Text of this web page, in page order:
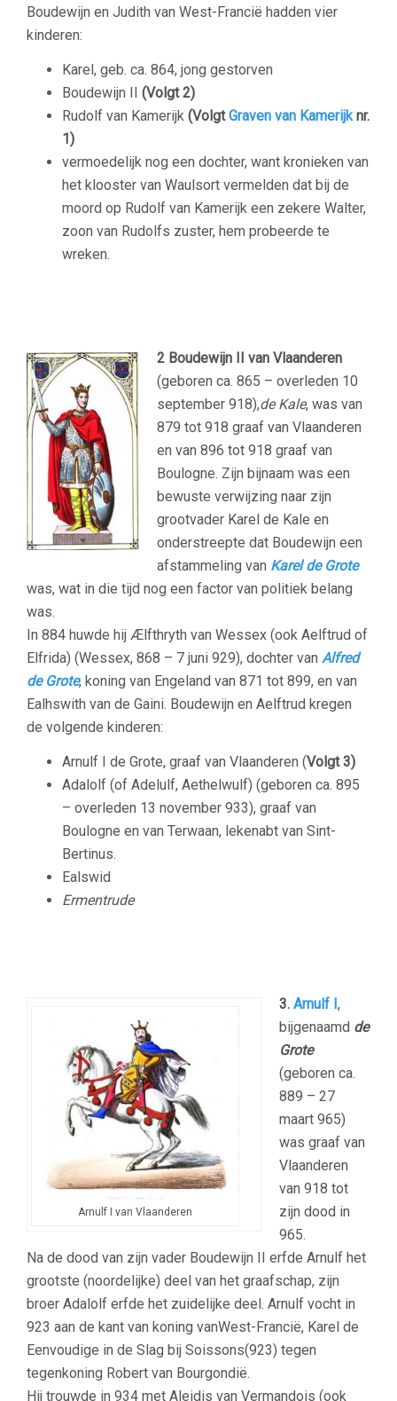
Boudewijn en Judith van West-Francië hadden vier
kinderen:
Karel, geb. ca. 864, jong gestorven
Boudewijn II (Volgt 2)
Rudolf van Kamerijk (VolgtGraven van Kamerijknr.
1)
vermoedelijk nog een dochter, want kronieken van
het klooster van Waulsort vermelden dat bij de
moord op Rudolf van Kamerijk een zekere Walter,
zoon van Rudolfs zuster, hem probeerde te
wreken.
2 Boudewijn II van Vlaanderen
(geboren ca. 865 – overleden 10
september 918),de Kale, was van
879 tot 918 graaf van Vlaanderen
en van 896 tot 918 graaf van
Boulogne. Zijn bijnaam was een
bewuste verwijzing naar zijn
grootvader Karel de Kale en
onderstreepte dat Boudewijn een
afstammeling van Karel de Grote
was, wat in die tijd nog een factor van politiek belang
was.
In 884 huwde hij Ælfthryth van Wessex (ook Aelftrud of
Elfrida) (Wessex, 868 – 7 juni 929), dochter van Alfred
de Grote, koning van Engeland van 871 tot 899, en van
Ealhswith van de Gaini. Boudewijn en Aelftrud kregen
de volgende kinderen:
Arnulf I de Grote, graaf van Vlaanderen (Volgt 3)
Adalolf (of Adelulf, Aethelwulf) (geboren ca. 895
– overleden 13 november 933), graaf van
Boulogne en van Terwaan, lekenabt van Sint-
Bertinus.
Ealswid
Ermentrude
Arnulf I van Vlaanderen
3. Arnulf I,
bijgenaamd de
Grote
(geboren ca.
889 – 27
maart 965)
was graaf van
Vlaanderen
van 918 tot
zijn dood in
965.
Na de dood van zijn vader Boudewijn II erfde Arnulf het
grootste (noordelijke) deel van het graafschap, zijn
broer Adalolf erfde het zuidelijke deel. Arnulf vocht in
923 aan de kant van koning vanWest-Francië, Karel de
Eenvoudige in de Slag bij Soissons(923) tegen
tegenkoning Robert van Bourgondië.
Hij trouwde in 934 met Aleidis van Vermandois (ook